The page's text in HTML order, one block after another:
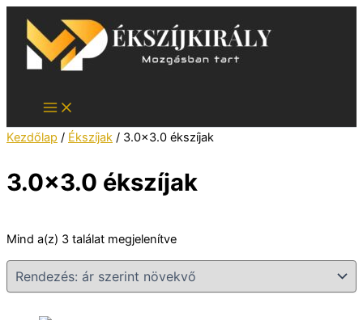
Skip
content
Kezdőlap / Ékszíjak / 3.0x3.0 ékszíjak
3.0x3.0 ékszíjak
Mind a(z) 3 találat megjelenítveSorted
by
price:
low